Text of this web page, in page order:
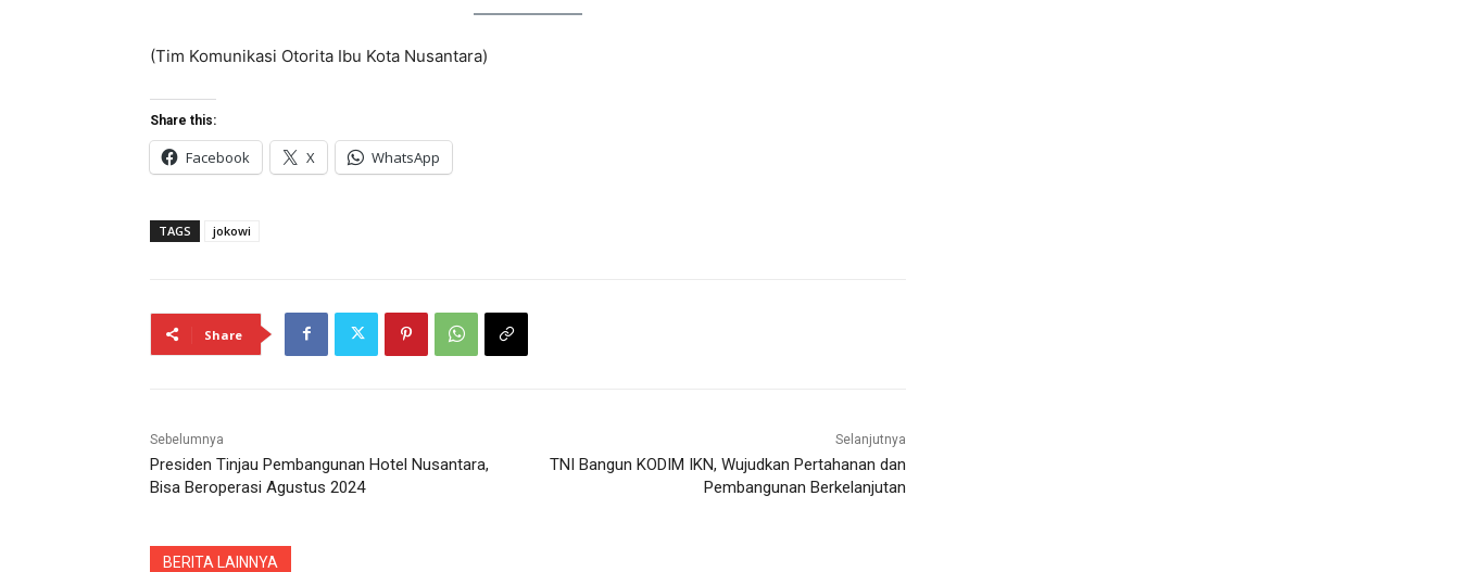
(Tim Komunikasi Otorita Ibu Kota Nusantara)
Share this:
Facebook X WhatsApp
TAGS jokowi
Share
Sebelumnya
Presiden Tinjau Pembangunan Hotel Nusantara,
Bisa Beroperasi Agustus 2024
Selanjutnya
TNI Bangun KODIM IKN, Wujudkan Pertahanan dan
Pembangunan Berkelanjutan
BERITA LAINNYA